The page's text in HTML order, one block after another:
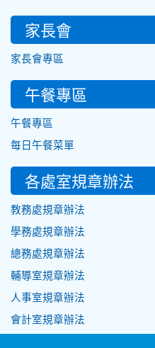
家長會
家長會專區
午餐專區
午餐專區
每日午餐菜單
各處室規章辦法
教務處規章辦法
學務處規章辦法
總務處規章辦法
輔導室規章辦法
人事室規章辦法
會計室規章辦法